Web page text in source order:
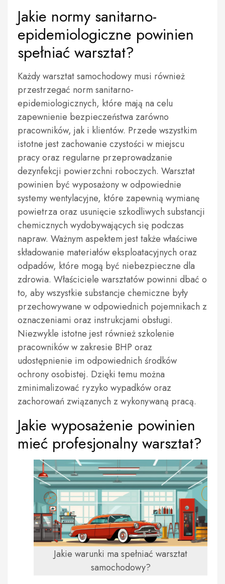
Jakie normy sanitarno-
epidemiologiczne powinien
spełniać warsztat?
Każdy warsztat samochodowy musi również
przestrzegać norm sanitarno-
epidemiologicznych, które mają na celu
zapewnienie bezpieczeństwa zarówno
pracowników, jak i klientów. Przede wszystkim
istotne jest zachowanie czystości w miejscu
pracy oraz regularne przeprowadzanie
dezynfekcji powierzchni roboczych. Warsztat
powinien być wyposażony w odpowiednie
systemy wentylacyjne, które zapewnią wymianę
powietrza oraz usunięcie szkodliwych substancji
chemicznych wydobywających się podczas
napraw. Ważnym aspektem jest także właściwe
składowanie materiałów eksploatacyjnych oraz
odpadów, które mogą być niebezpieczne dla
zdrowia. Właściciele warsztatów powinni dbać o
to, aby wszystkie substancje chemiczne były
przechowywane w odpowiednich pojemnikach z
oznaczeniami oraz instrukcjami obsługi.
Niezwykle istotne jest również szkolenie
pracowników w zakresie BHP oraz
udostępnienie im odpowiednich środków
ochrony osobistej. Dzięki temu można
zminimalizować ryzyko wypadków oraz
zachorowań związanych z wykonywaną pracą.
Jakie wyposażenie powinien
mieć profesjonalny warsztat?
Jakie warunki ma spełniać warsztat
samochodowy?